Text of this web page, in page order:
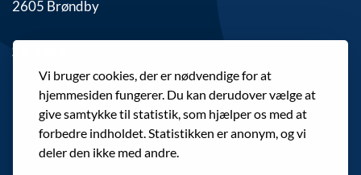
Vi bruger cookies, der er nødvendige for at
hjemmesiden fungerer. Du kan derudover vælge at
give samtykke til statistik, som hjælper os med at
forbedre indholdet. Statistikken er anonym, og vi
deler den ikke med andre.
2605 Brøndby
Se også
Alle knudepunkter og aktiviteter
Gratis shuttlebusser
Interaktivt kort